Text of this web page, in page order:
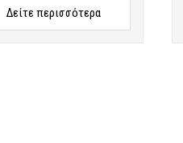
Δείτε περισσότερα